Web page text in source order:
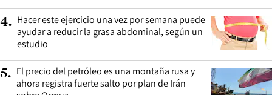
4. Hacer este ejercicio una vez por semana puede
ayudar a reducir la grasa abdominal, según un
estudio
5. El precio del petróleo es una montaña rusa y
ahora registra fuerte salto por plan de Irán